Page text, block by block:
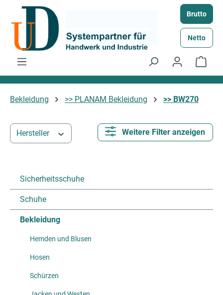
Zum Hauptinhalt springen Brutto
Netto
Bekleidung >> PLANAM Bekleidung >> BW270
Hersteller Weitere Filter anzeigen
Sicherheitsschuhe
Schuhe
Bekleidung
Hemden und Blusen
Hosen
Schürzen